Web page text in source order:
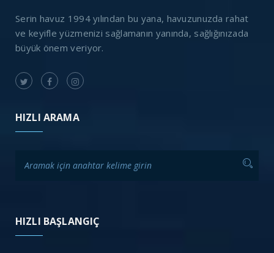
Serin havuz 1994 yılından bu yana, havuzunuzda rahat
ve keyifle yüzmenizi sağlamanın yanında, sağlığınızada
büyük önem veriyor.
HIZLI ARAMA
HIZLI BAŞLANGIÇ